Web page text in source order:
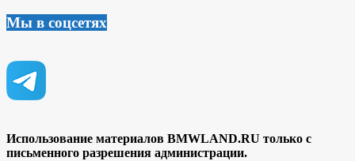
Мы в соцсетях
Использование материалов BMWLAND.RU только с
письменного разрешения администрации.